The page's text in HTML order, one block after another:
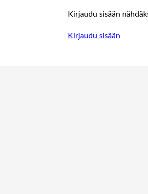
Kirjaudu sisään
Kirjaudu sisään